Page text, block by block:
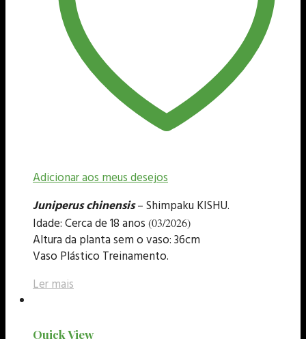
Adicionar aos meus desejos
Juniperus chinensis– Shimpaku KISHU.
Idade: Cerca de 18 anos (03/2026)
Altura da planta sem o vaso: 36cm
Vaso Plástico Treinamento.
Ler mais
Quick View